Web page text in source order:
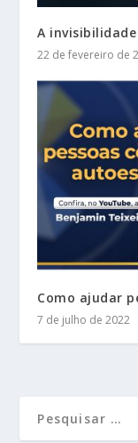
A
22 de fevereiro de
Como ajudar
7 de julho de 2022